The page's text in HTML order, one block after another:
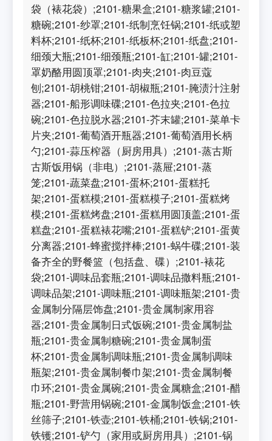
袋（裱花袋）;2101-糖果盒;2101-糖浆罐;2101-
糖碗;2101-纱罩;2101-纸制烹饪锅;2101-纸或塑
料杯;2101-纸杯;2101-纸板杯;2101-纸盘;2101-
细颈大瓶;2101-细颈瓶;2101-缸;2101-罐;2101-
罩奶酪用圆顶罩;2101-肉夹;2101-肉豆蔻
刨;2101-胡桃钳;2101-胡椒瓶;2101-腌渍汁注射
器;2101-船形调味碟;2101-色拉夹;2101-色拉
碗;2101-色拉脱水器;2101-芥末罐;2101-菜单卡
片夹;2101-葡萄酒开瓶器;2101-葡萄酒用长柄
勺;2101-蒜压榨器（厨房用具）;2101-蒸古斯
古斯饭用锅（非电）;2101-蒸屉;2101-蒸
笼;2101-蔬菜盘;2101-蛋杯;2101-蛋糕托
架;2101-蛋糕模;2101-蛋糕模子;2101-蛋糕烤
模;2101-蛋糕烤盘;2101-蛋糕用圆顶盖;2101-蛋
糕盘;2101-蛋糕裱花嘴;2101-蛋糕铲;2101-蛋黄
分离器;2101-蜂蜜搅拌棒;2101-蜗牛碟;2101-装
备齐全的野餐篮（包括盘、碟）;2101-裱花
袋;2101-调味品套瓶;2101-调味品撒料瓶;2101-
调味品架;2101-调味瓶;2101-调味瓶架;2101-贵
金属制分隔层饰盘;2101-贵金属制家用容
器;2101-贵金属制日式饭碗;2101-贵金属制盐
瓶;2101-贵金属制糖碗;2101-贵金属制蛋
杯;2101-贵金属制调味瓶;2101-贵金属制调味
瓶架;2101-贵金属制餐巾架;2101-贵金属制餐
巾环;2101-贵金属碗;2101-贵金属糖盒;2101-醋
瓶;2101-野营用锅碗;2101-金属制饭盒;2101-铁
丝筛子;2101-铁壶;2101-铁桶;2101-铁锅;2101-
铁镬;2101-铲勺（家用或厨房用具）;2101-锅